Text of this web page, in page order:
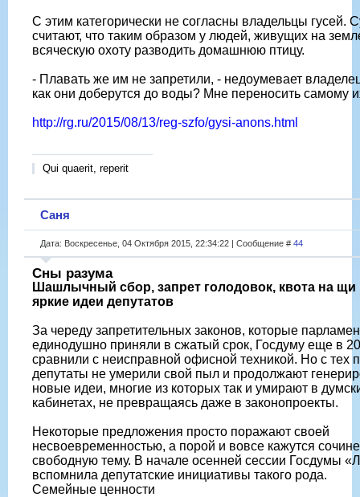
С этим категорически не согласны владельцы гусей.
считают, что таким образом у людей, живущих на
всяческую охоту разводить домашнюю птицу.
- Плавать же им не запретили, - недоумевает
как они доберутся до воды? Мне переносить самому
http://rg.ru/2015/08/13/reg-szfo/gysi-anons.html
Qui quaerit, reperit
Саня
Дата: Воскресенье, 04 Октября 2015, 22:34:22 | Сообщение # 44
Сны разума
Шашлычный сбор, запрет голодовок, квота на щи
яркие идеи депутатов
За череду запретительных законов, которые
единодушно приняли в сжатый срок, Госдуму еще в
сравнили с неисправной офисной техникой. Но с тех
депутаты не умерили свой пыл и продолжают
новые идеи, многие из которых так и умирают в
кабинетах, не превращаясь даже в законопроекты.
Некоторые предложения просто поражают своей
несвоевременностью, а порой и вовсе кажутся
свободную тему. В начале осенней сессии Госдумы
вспомнила депутатские инициативы такого рода.
Семейные ценности